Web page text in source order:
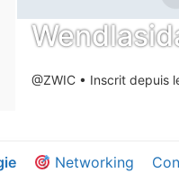
@ZWIC • Inscrit depuis
Networking